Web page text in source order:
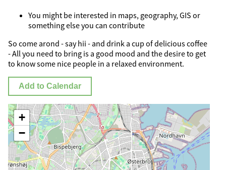
You might be interested in maps, geography, GIS or
something else you can contribute
So come arond - say hii - and drink a cup of delicious coffee
- All you need to bring is a good mood and the desire to get
to know some nice people in a relaxed environment.
Add to Calendar
+
−